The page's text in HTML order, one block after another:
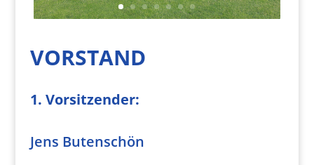
VORSTAND
1. Vorsitzender:
Jens Butenschön